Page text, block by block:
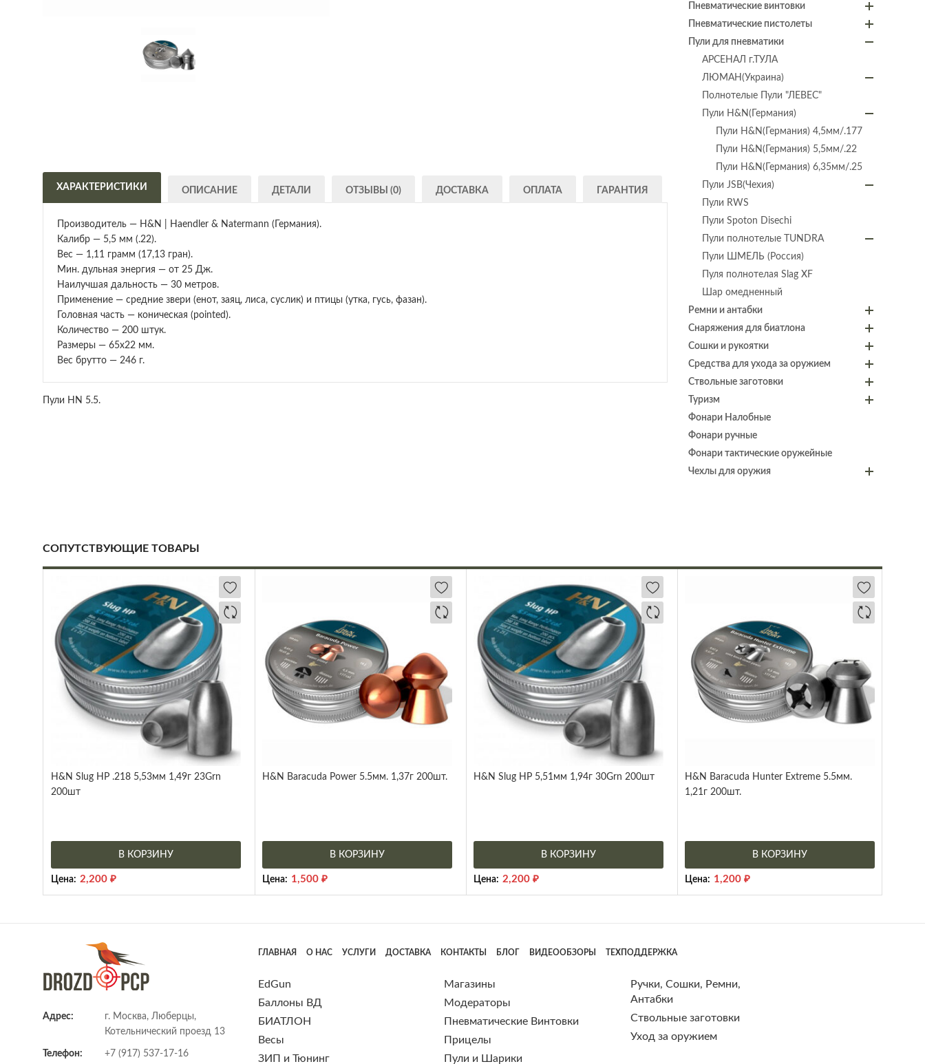
ХАРАКТЕРИСТИКИ ОПИСАНИЕ ДЕТАЛИ ОТЗЫВЫ (0) ДОСТАВКА ОПЛАТА ГАРАНТИЯ
Производитель — H&N | Haendler & Natermann (Германия).
Калибр — 5,5 мм (.22).
Вес — 1,11 грамм (17,13 гран).
Мин. дульная энергия — от 25 Дж.
Наилучшая дальность — 30 метров.
Применение — средние звери (енот, заяц, лиса, суслик) и птицы (утка, гусь, фазан).
Головная часть — коническая (pointed).
Количество — 200 штук.
Размеры — 65х22 мм.
Вес брутто — 246 г.
Пули HN 5.5.
Пневматические винтовки
Пневматические пистолеты
Пули для пневматики
АРСЕНАЛ г.ТУЛА
ЛЮМАН(Украина)
Полнотелые Пули "ЛЕВЕС"
Пули H&N(Германия)
Пули H&N(Германия) 4,5мм/.177
Пули H&N(Германия) 5,5мм/.22
Пули H&N(Германия) 6,35мм/.25
Пули JSB(Чехия)
Пули RWS
Пули Spoton Disechi
Пули полнотелые TUNDRA
Пули ШМЕЛЬ (Россия)
Пуля полнотелая Slag XF
Шар омедненный
Ремни и антабки
Снаряжения для биатлона
Сошки и рукоятки
Средства для ухода за оружием
Ствольные заготовки
Туризм
Фонари Налобные
Фонари ручные
Фонари тактические оружейные
Чехлы для оружия
СОПУТСТВУЮЩИЕ ТОВАРЫ
H&N Slug HP .218 5,53мм 1,49г 23Grn
200шт
В КОРЗИНУ
Цена: 2,200 ₽
H&N Baracuda Power 5.5мм. 1,37г 200шт.
В КОРЗИНУ
Цена: 1,500 ₽
H&N Slug HP 5,51мм 1,94г 30Grn 200шт
В КОРЗИНУ
Цена: 2,200 ₽
H&N Baracuda Hunter Extreme 5.5мм.
1,21г 200шт.
В КОРЗИНУ
Цена: 1,200 ₽
Адрес:
г. Москва, Люберцы,
Котельнический проезд 13
Телефон: +7 (917) 537-17-16
ГЛАВНАЯ О НАС УСЛУГИ ДОСТАВКА КОНТАКТЫ БЛОГ ВИДЕООБЗОРЫ ТЕХПОДДЕРЖКА
EdGun
Баллоны ВД
БИАТЛОН
Весы
ЗИП и Тюнинг
Магазины
Модераторы
Пневматические Винтовки
Прицелы
Пули и Шарики
Ручки, Сошки, Ремни,
Антабки
Ствольные заготовки
Уход за оружием